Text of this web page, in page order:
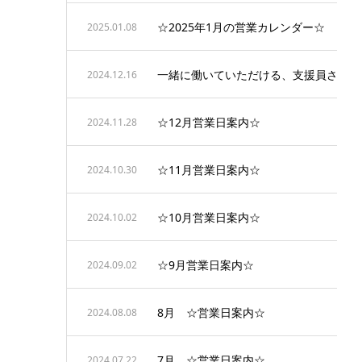
2025.01.08 ☆2025年1月の営業カレンダー☆
2024.12.16 一緒に働いていただける、支援員
2024.11.28 ☆12月営業日案内☆
2024.10.30 ☆11月営業日案内☆
2024.10.02 ☆10月営業日案内☆
2024.09.02 ☆9月営業日案内☆
2024.08.08 8月 ☆営業日案内☆